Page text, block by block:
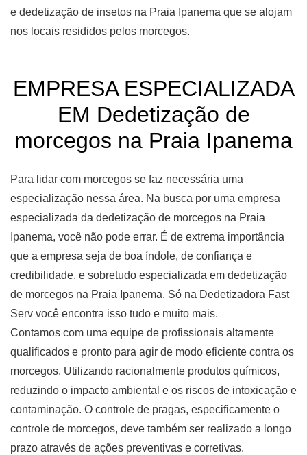
e dedetização de insetos na Praia Ipanema que se alojam
nos locais resididos pelos morcegos.
EMPRESA ESPECIALIZADA
EM Dedetização de
morcegos na Praia Ipanema
Para lidar com morcegos se faz necessária uma
especialização nessa área. Na busca por uma empresa
especializada da dedetização de morcegos na Praia
Ipanema, você não pode errar. É de extrema importância
que a empresa seja de boa índole, de confiança e
credibilidade, e sobretudo especializada em dedetização
de morcegos na Praia Ipanema. Só na Dedetizadora Fast
Serv você encontra isso tudo e muito mais.
Contamos com uma equipe de profissionais altamente
qualificados e pronto para agir de modo eficiente contra os
morcegos. Utilizando racionalmente produtos químicos,
reduzindo o impacto ambiental e os riscos de intoxicação e
contaminação. O controle de pragas, especificamente o
controle de morcegos, deve também ser realizado a longo
prazo através de ações preventivas e corretivas.